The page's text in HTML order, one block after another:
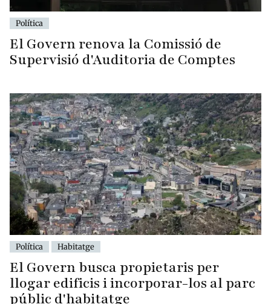
Política
El Govern renova la Comissió de
Supervisió d'Auditoria de Comptes
Política Habitatge
El Govern busca propietaris per
llogar edificis i incorporar-los al parc
públic d'habitatge